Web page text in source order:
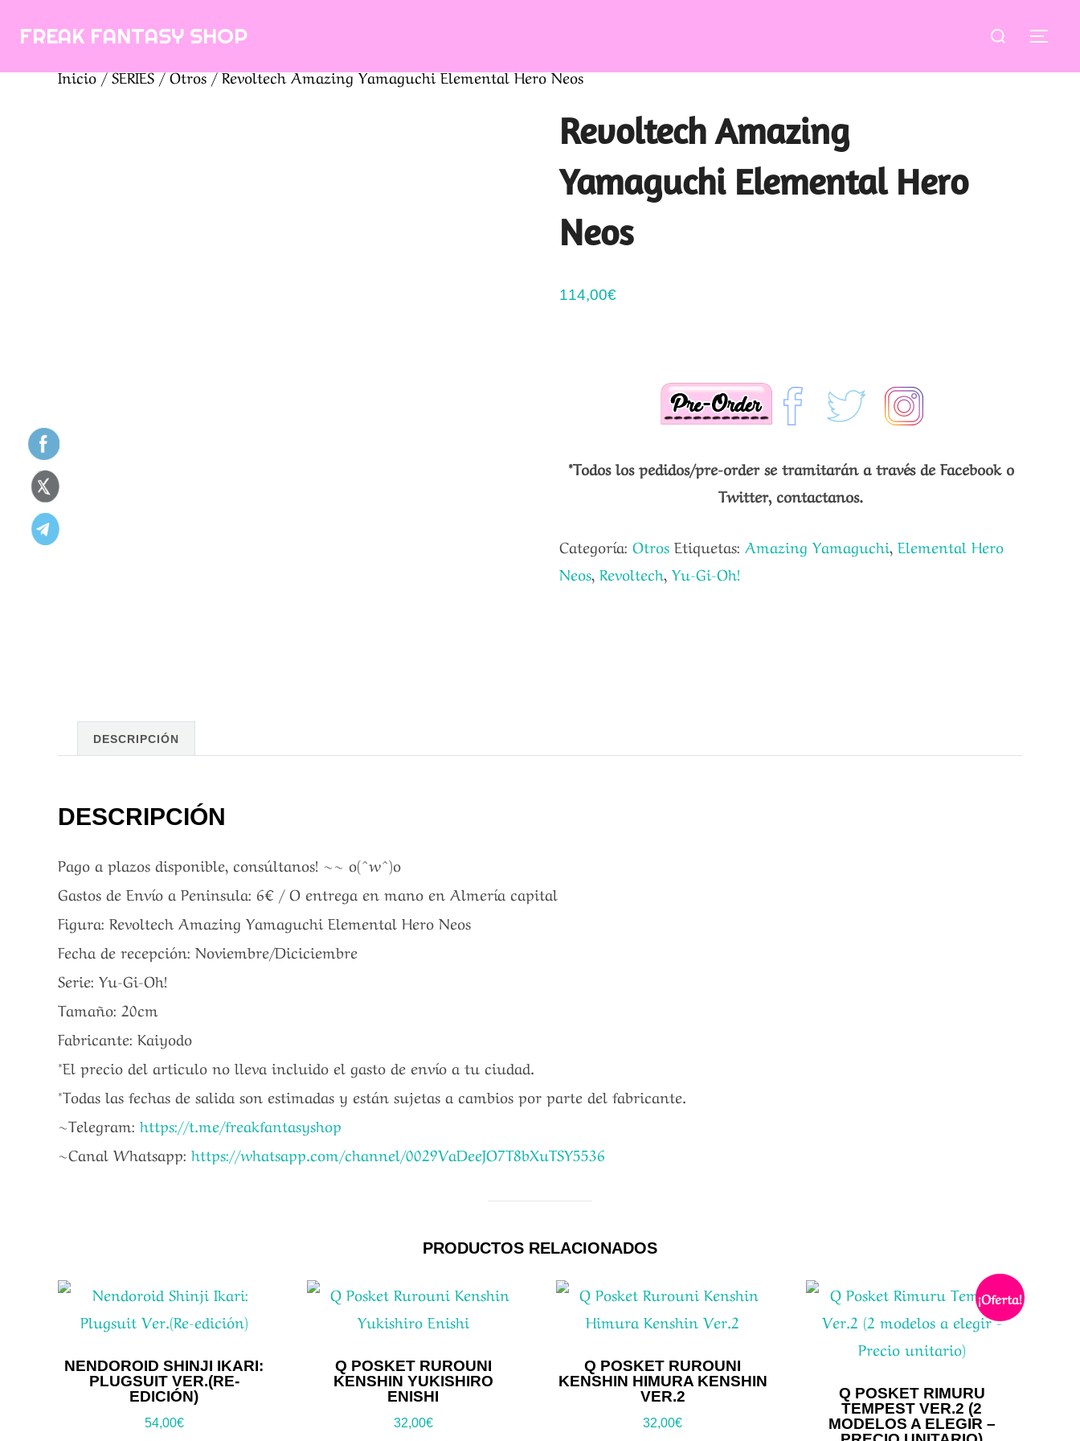
contenido
FREAK FANTASY SHOP Buscar:
Inicio/SERIES/Otros/ Revoltech Amazing Yamaguchi Elemental Hero Neos
Revoltech Amazing
Yamaguchi Elemental Hero
Neos
114,00€
*Todos los pedidos/pre-order se tramitarán a través de Facebook o
Twitter, contactanos.
Categoría: Otros Etiquetas: Amazing Yamaguchi, Elemental Hero
Neos, Revoltech, Yu-Gi-Oh!
DESCRIPCIÓN
DESCRIPCIÓN
Pago a plazos disponible, consúltanos! ~~ o(^w^)o
Gastos de Envío a Peninsula: 6€ / O entrega en mano en Almería capital
Figura: Revoltech Amazing Yamaguchi Elemental Hero Neos
Fecha de recepción: Noviembre/Diciciembre
Serie: Yu-Gi-Oh!
Tamaño: 20cm
Fabricante: Kaiyodo
*El precio del articulo no lleva incluido el gasto de envío a tu ciudad.
*Todas las fechas de salida son estimadas y están sujetas a cambios por parte del fabricante.
~Telegram: https://t.me/freakfantasyshop
~Canal Whatsapp: https://whatsapp.com/channel/0029VaDeeJO7T8bXuTSY5536
PRODUCTOS RELACIONADOS
NENDOROID SHINJI IKARI:
PLUGSUIT VER.(RE-
EDICIÓN)
54,00€
Q POSKET RUROUNI
KENSHIN YUKISHIRO
ENISHI
32,00€
Q POSKET RUROUNI
KENSHIN HIMURA KENSHIN
VER.2
32,00€
¡Oferta!
Q POSKET RIMURU
TEMPEST VER.2 (2
MODELOS A ELEGIR –